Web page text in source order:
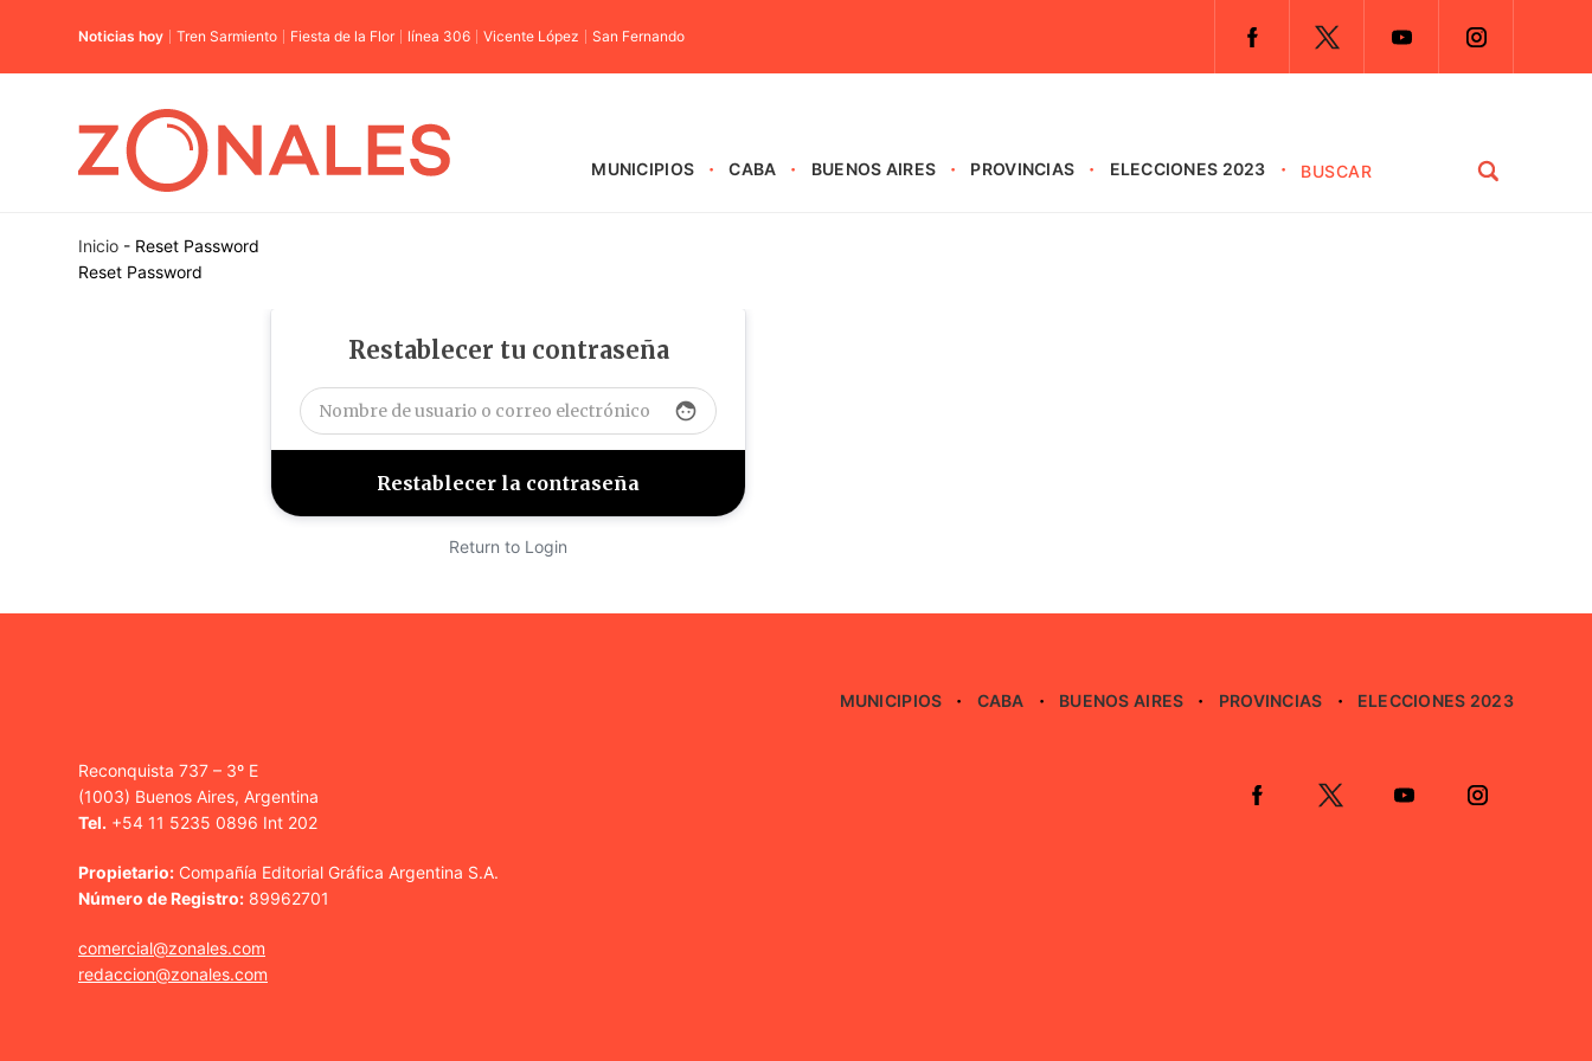
Noticias hoy Tren Sarmiento Fiesta de la Flor línea 306 Vicente López San Fernando
MUNICIPIOS CABA BUENOS AIRES PROVINCIAS ELECCIONES 2023
Inicio - Reset Password
Reset Password
Restablecer tu contraseña
face
Return to Login
MUNICIPIOS CABA BUENOS AIRES PROVINCIAS ELECCIONES 2023
Reconquista 737 – 3º E
(1003) Buenos Aires, Argentina
Tel. +54 11 5235 0896 Int 202
Propietario: Compañía Editorial Gráfica Argentina S.A.
Número de Registro: 89962701
comercial@zonales.com
redaccion@zonales.com